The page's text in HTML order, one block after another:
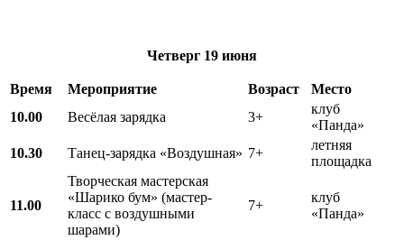
Четверг 19 июня
Время Мероприятие Возраст
Место
10.00
Весёлая зарядка 3+
клуб
«Панда»
10.30
Танец-зарядка «Воздушная» 7+
летняя
площадка
11.00
Творческая мастерская
«Шарико бум» (мастер-
класс с воздушными
шарами)
7+
клуб
«Панда»